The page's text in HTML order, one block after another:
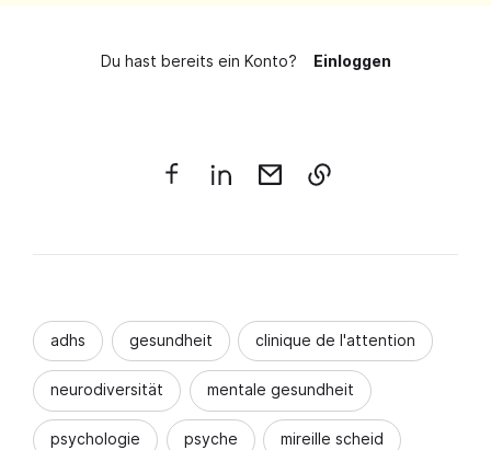
Du hast bereits ein Konto? Einloggen
adhs gesundheit clinique de l'attention
neurodiversität mentale gesundheit
psychologie psyche mireille scheid